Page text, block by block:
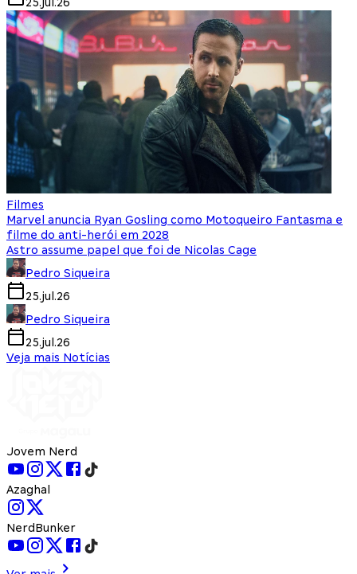
Filmes
Marvel anuncia Ryan Gosling como Motoqueiro Fantasma e
filme do anti-herói em 2028
Astro assume papel que foi de Nicolas Cage
Pedro Siqueira
25.jul.26
Pedro Siqueira
25.jul.26
Veja mais Notícias
Jovem Nerd
Azaghal
NerdBunker